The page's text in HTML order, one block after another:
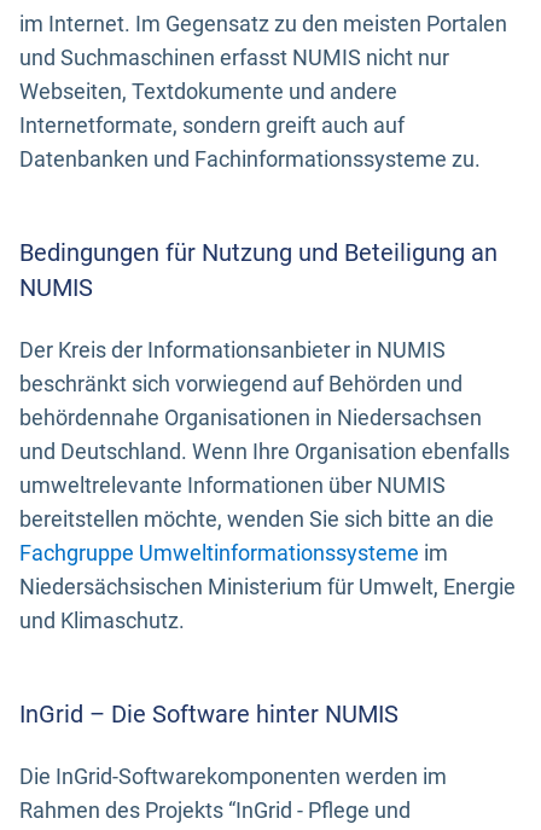
im Internet. Im Gegensatz zu den meisten Portalen
und Suchmaschinen erfasst NUMIS nicht nur
Webseiten, Textdokumente und andere
Internetformate, sondern greift auch auf
Datenbanken und Fachinformationssysteme zu.
Bedingungen für Nutzung und Beteiligung an
NUMIS
Der Kreis der Informationsanbieter in NUMIS
beschränkt sich vorwiegend auf Behörden und
behördennahe Organisationen in Niedersachsen
und Deutschland. Wenn Ihre Organisation ebenfalls
umweltrelevante Informationen über NUMIS
bereitstellen möchte, wenden Sie sich bitte an die
Fachgruppe Umweltinformationssysteme im
Niedersächsischen Ministerium für Umwelt, Energie
und Klimaschutz.
InGrid – Die Software hinter NUMIS
Die InGrid-Softwarekomponenten werden im
Rahmen des Projekts “InGrid - Pflege und